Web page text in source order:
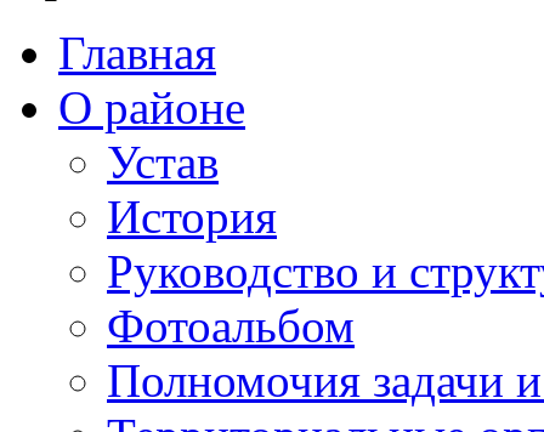
Главная
О районе
Устав
История
Руководство и
Фотоальбом
Полномочия задачи